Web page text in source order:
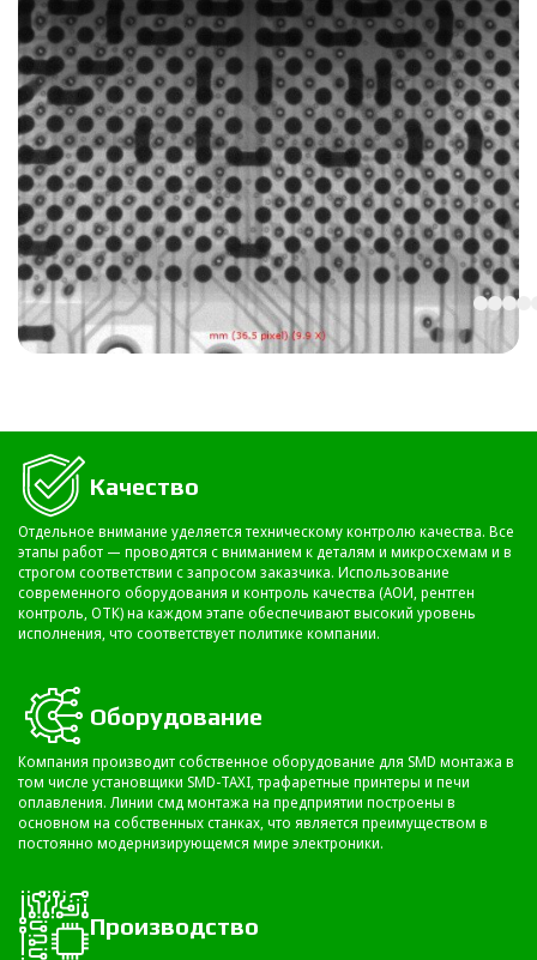
Качество
Отдельное внимание уделяется техническому контролю качества. Все
этапы работ — проводятся с вниманием к деталям и микросхемам и в
строгом соответствии с запросом заказчика. Использование
современного оборудования и контроль качества (АОИ, рентген
контроль, ОТК) на каждом этапе обеспечивают высокий уровень
исполнения, что соответствует политике компании.
Оборудование
Компания производит собственное оборудование для SMD монтажа в
том числе установщики SMD-TAXI, трафаретные принтеры и печи
оплавления. Линии смд монтажа на предприятии построены в
основном на собственных станках, что является преимуществом в
постоянно модернизирующемся мире электроники.
Производство